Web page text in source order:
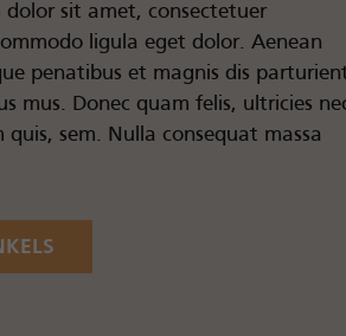
dolor sit amet, consectetuer
ligula eget dolor. Aenean
penatibus et magnis dis
mus. Donec quam felis, ultricies
sem. Nulla consequat massa